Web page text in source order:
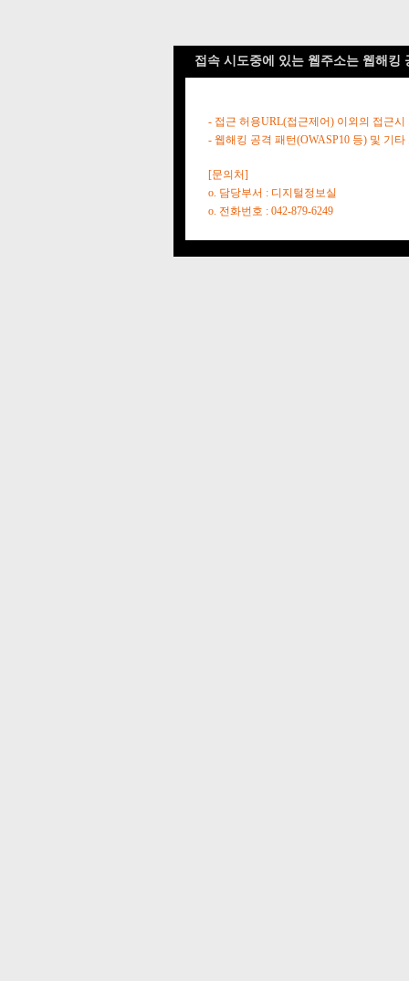
접속 시도중에 있는 웹주소는 웹해킹
- 접근 허용URL(접근제어) 이외의 접근시
- 웹해킹 공격 패턴(OWASP10 등) 및 기
[문의처]
o. 담당부서 : 디지털정보실
o. 전화번호 : 042-879-6249